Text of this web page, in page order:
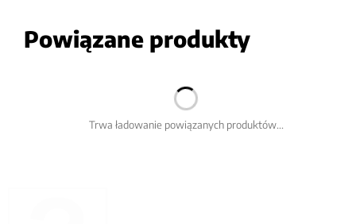
Powiązane produkty
Trwa ładowanie powiązanych produktów...